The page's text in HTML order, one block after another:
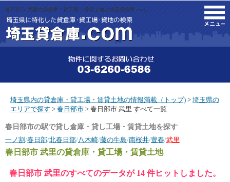
春日部市 武里の貸倉庫・貸工場・賃貸土地は埼玉貸倉庫.com。
埼玉県内の貸倉庫・貸工場・賃貸土地の情報満載（トップ) > 埼玉県の
エリアで探す > 春日部市 > 春日部市 武里 すべて一覧
春日部市の駅で貸し倉庫・貸し工場・賃貸土地を探す
一ノ割/春日部/北春日部/八木崎/藤の牛島/南桜井/豊春/武里
春日部市 武里の貸倉庫・貸工場・賃貸土地
春日部市 武里のすべてのデータが 14 件ヒットしました。